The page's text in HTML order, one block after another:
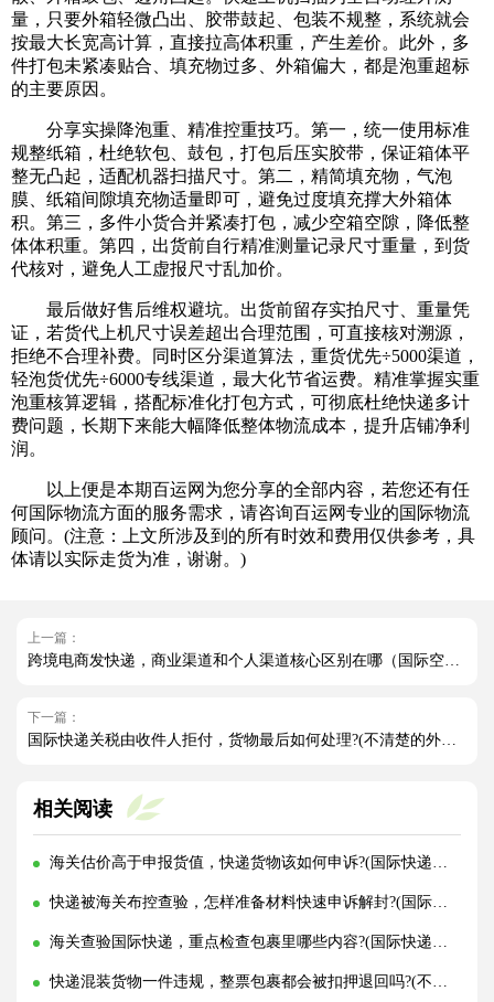
量，只要外箱轻微凸出、胶带鼓起、包装不规整，系统就会
按最大长宽高计算，直接拉高体积重，产生差价。此外，多
件打包未紧凑贴合、填充物过多、外箱偏大，都是泡重超标
的主要原因。
分享实操降泡重、精准控重技巧。第一，统一使用标准
规整纸箱，杜绝软包、鼓包，打包后压实胶带，保证箱体平
整无凸起，适配机器扫描尺寸。第二，精简填充物，气泡
膜、纸箱间隙填充物适量即可，避免过度填充撑大外箱体
积。第三，多件小货合并紧凑打包，减少空箱空隙，降低整
体体积重。第四，出货前自行精准测量记录尺寸重量，到货
代核对，避免人工虚报尺寸乱加价。
最后做好售后维权避坑。出货前留存实拍尺寸、重量凭
证，若货代上机尺寸误差超出合理范围，可直接核对溯源，
拒绝不合理补费。同时区分渠道算法，重货优先÷5000渠道，
轻泡货优先÷6000专线渠道，最大化节省运费。精准掌握实重
泡重核算逻辑，搭配标准化打包方式，可彻底杜绝快递多计
费问题，长期下来能大幅降低整体物流成本，提升店铺净利
润。
以上便是本期百运网为您分享的全部内容，若您还有任
何国际物流方面的服务需求，请咨询百运网专业的国际物流
顾问。(注意：上文所涉及到的所有时效和费用仅供参考，具
体请以实际走货为准，谢谢。)
上一篇：
下一篇：
相关阅读
海关估价高于申报货值，快递货物该如何申诉?(国际快递干货知识分享)
快递被海关布控查验，怎样准备材料快速申诉解封?(国际快递干货知识分享)
海关查验国际快递，重点检查包裹里哪些内容?(国际快递干货知识分享)
快递混装货物一件违规，整票包裹都会被扣押退回吗?(不清楚的外贸人看过来)